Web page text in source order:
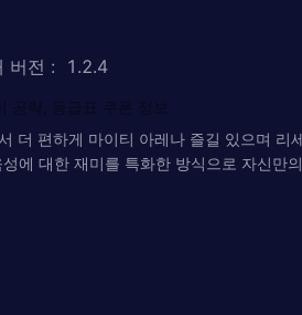
버전 : 1.2.4
공략, 등급표 쿠폰 정보
더 편하게 마이티 아레나 즐길 있으며
에 대한 재미를 특화한 방식으로 자신만